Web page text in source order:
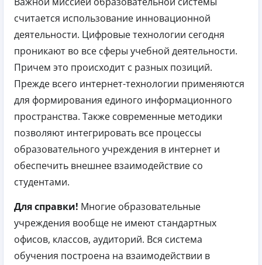
считается использование инновационной
деятельности. Цифровые технологии сегодня
проникают во все сферы учебной деятельности.
Причем это происходит с разных позиций.
Прежде всего интернет-технологии применяются
для формирования единого информационного
пространства. Также современные методики
позволяют интегрировать все процессы
образовательного учреждения в интернет и
обеспечить внешнее взаимодействие со
студентами.
Для справки! Многие образовательные
учреждения вообще не имеют стандартных
офисов, классов, аудиторий. Вся система
обучения построена на взаимодействии в